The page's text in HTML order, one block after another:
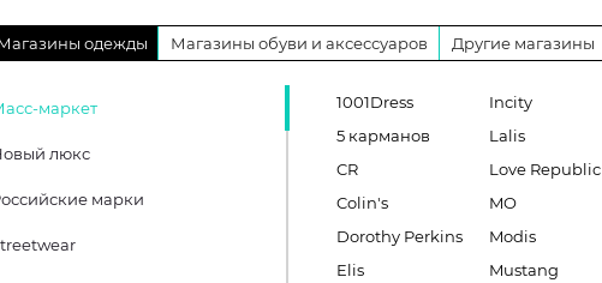
одежды Магазины обуви и аксессуаров Другие магазины
маркет
люкс
марки
1001Dress
5 карманов
CR
Colin's
Dorothy Perkins
Elis
Incity
Lalis
Love Republic
MO
Modis
Mustang